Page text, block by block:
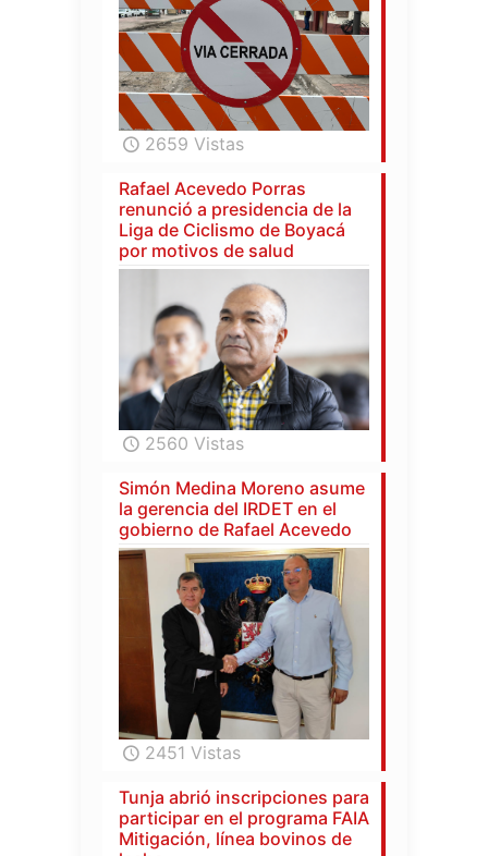
2659 Vistas
Rafael Acevedo Porras
renunció a presidencia de la
Liga de Ciclismo de Boyacá
por motivos de salud
2560 Vistas
Simón Medina Moreno asume
la gerencia del IRDET en el
gobierno de Rafael Acevedo
2451 Vistas
Tunja abrió inscripciones para
participar en el programa FAIA
Mitigación, línea bovinos de